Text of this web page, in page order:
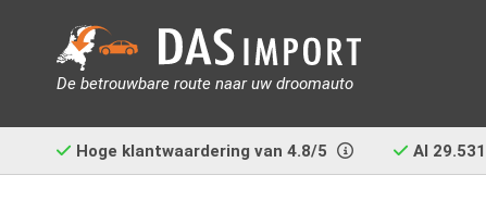
De betrouwbare route naar uw droomauto
Hoge klantwaardering van 4.8/5 Al 29.531